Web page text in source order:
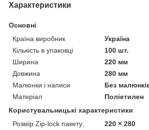
Характеристики
Основні
Країна виробник
Україна
Кількість в упаковці
100 шт.
Ширина
220 мм
Довжина
280 мм
Малюнки і написи
Без
Матеріал
Поліетилен
Користувальницькі характеристики
Розмір Zip-lock пакету:
220 × 280